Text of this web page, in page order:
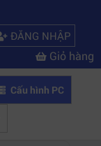
ĐĂNG NHẬP
Giỏ hàng
Cấu hình PC